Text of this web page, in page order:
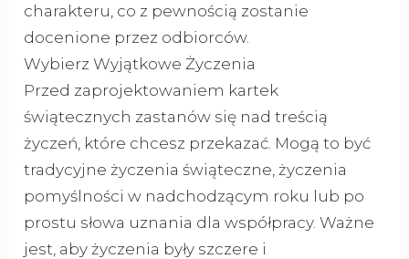
charakteru, co z pewnością zostanie
docenione przez odbiorców.
Wybierz Wyjątkowe Życzenia
Przed zaprojektowaniem kartek
świątecznych zastanów się nad treścią
życzeń, które chcesz przekazać. Mogą to być
tradycyjne życzenia świąteczne, życzenia
pomyślności w nadchodzącym roku lub po
prostu słowa uznania dla współpracy. Ważne
jest, aby życzenia były szczere i